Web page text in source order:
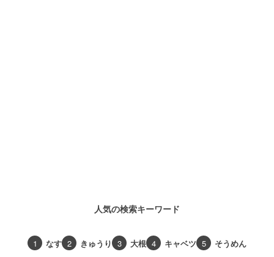
人気の検索キーワード
1 なす 2 きゅうり 3 大根 4 キャベツ 5 そうめん